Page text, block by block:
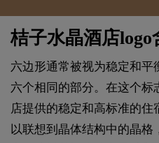
桔子水晶酒店logo
六边形通常被视为稳定和
六个相同的部分。在这个
店提供的稳定和高标准的
以联想到晶体结构中的晶格